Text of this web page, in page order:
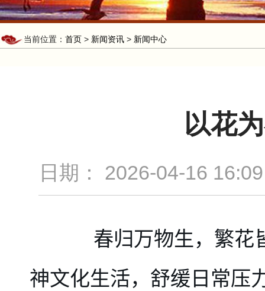
当前位置： 首页 > 新闻资讯 > 新闻中心
以花
日期： 2026-04-16
春归万物生，繁花
神文化生活，舒缓日常压